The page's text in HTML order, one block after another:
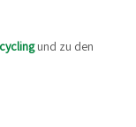
und zu den